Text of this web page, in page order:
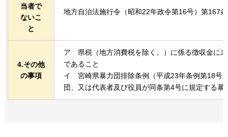
当者で
ないこ
と
地方自治法施行令（昭和22年政令第16号）第167
4.その他
の事項
ア 県税（地方消費税を除く。）に係る徴収金に
であること
イ
宮崎県暴力団排除条例（平成23年条例第18号
団、又は代表者及び役員が同条第4号に規定する暴